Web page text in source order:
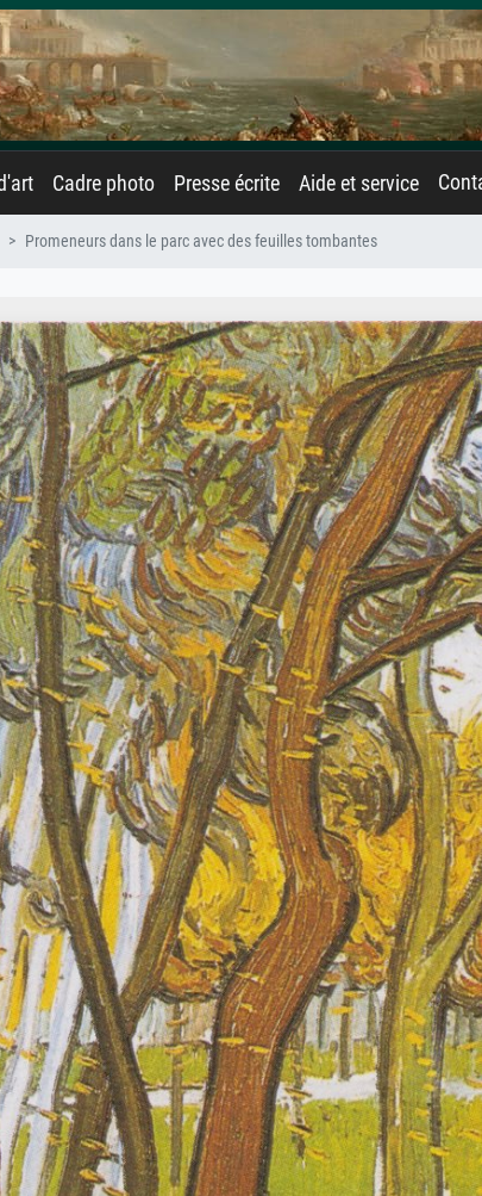
Cadre photo Presse écrite Aide et service
Promeneurs dans le parc avec des feuilles tombantes